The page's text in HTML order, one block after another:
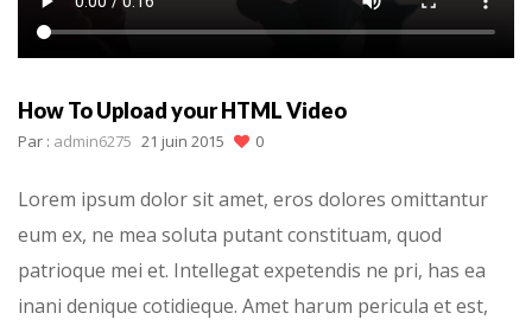
How To Upload your HTML Video
Par : admin6275 21 juin 2015 0
Lorem ipsum dolor sit amet, eros dolores omittantur
eum ex, ne mea soluta putant constituam, quod
patrioque mei et. Intellegat expetendis ne pri, has ea
inani denique cotidieque. Amet harum pericula et est,